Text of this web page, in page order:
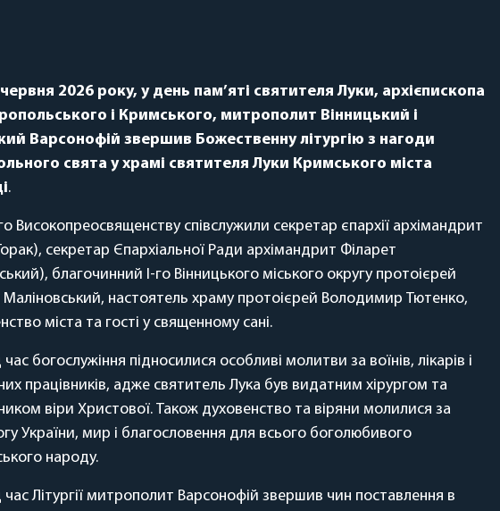
2026 року, у день пам’яті святителя Луки, архієпископа
і Кримського, митрополит Вінницький і
Варсонофій звершив Божественну літургію з нагоди
свята у храмі святителя Луки Кримського міста
.
Високопреосвященству співслужили секретар єпархії архімандрит
секретар Єпархіальної Ради архімандрит Філарет
благочинний І-го Вінницького міського округу протоієрей
Маліновський, настоятель храму протоієрей Володимир Тютенко,
міста та гості у священному сані.
час богослужіння підносилися особливі молитви за воїнів, лікарів і
працівників, адже святитель Лука був видатним хірургом та
віри Христової. Також духовенство та віряни молилися за
України, мир і благословення для всього боголюбивого
народу.
час Літургії митрополит Варсонофій звершив чин поставлення в